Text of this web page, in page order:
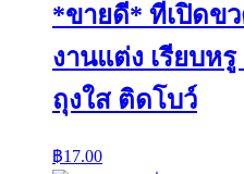
*ขายดี* ที่เปิดข
งานแต่ง เรียบห
ถุงใส ติดโบว์
฿17.00